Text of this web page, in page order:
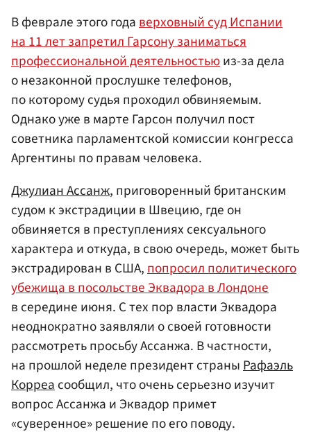
В феврале этого годаверховный суд Испании
на 11 лет запретил Гарсону заниматься
профессиональной деятельностьюиз-за дела
о незаконной прослушке телефонов,
по которому судья проходил обвиняемым.
Однако уже в марте Гарсон получил пост
советника парламентской комиссии конгресса
Аргентины по правам человека.
Джулиан Ассанж, приговоренный британским
судом к экстрадиции в Швецию, где он
обвиняется в преступлениях сексуального
характера и откуда, в свою очередь, может быть
экстрадирован в США,попросил политического
убежища в посольстве Эквадора в Лондоне
в середине июня. С тех пор власти Эквадора
неоднократно заявляли о своей готовности
рассмотреть просьбу Ассанжа. В частности,
на прошлой неделе президент страныРафаэль
Корреасообщил, что очень серьезно изучит
вопрос Ассанжа и Эквадор примет
«суверенное» решение по его поводу.